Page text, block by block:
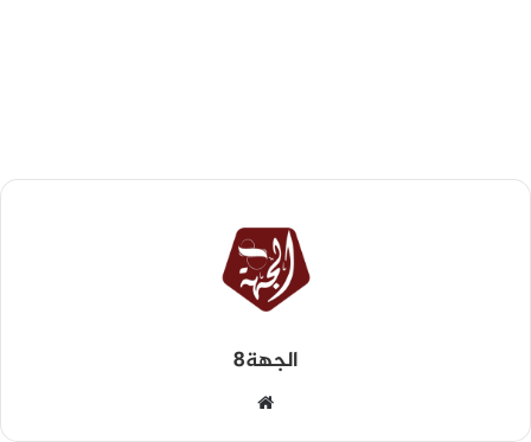
الجهة8